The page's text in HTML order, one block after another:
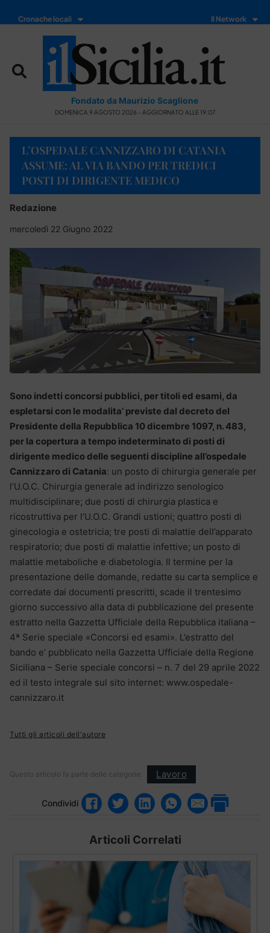
Cronache locali Il Network
Fondato da Maurizio Scaglione
DOMENICA 9 AGOSTO 2026 - AGGIORNATO ALLE 19:07
L’OSPEDALE CANNIZZARO DI CATANIA
ASSUME: AL VIA BANDO PER TREDICI
POSTI DI DIRIGENTE MEDICO
Redazione
mercoledì 22 Giugno 2022
Sono indetti concorsi pubblici, per titoli ed esami, da
espletarsi con le modalita’ previste dal decreto del
Presidente della Repubblica 10 dicembre 1097, n. 483,
per la copertura a tempo indeterminato di posti di
dirigente medico delle seguenti discipline all’ospedale
Cannizzaro di Catania: un posto di chirurgia generale per
l’U.O.C. Chirurgia generale ad indirizzo senologico
multidisciplinare; due posti di chirurgia plastica e
ricostruttiva per l’U.O.C. Grandi ustioni; quattro posti di
ginecologia e ostetricia; tre posti di malattie dell’apparato
respiratorio; due posti di malattie infettive; un posto di
malattie metaboliche e diabetologia. Il termine per la
presentazione delle domande, redatte su carta semplice e
corredate dai documenti prescritti, scade il trentesimo
giorno successivo alla data di pubblicazione del presente
estratto nella Gazzetta Ufficiale della Repubblica italiana –
4ª Serie speciale «Concorsi ed esami». L’estratto del
bando e’ pubblicato nella Gazzetta Ufficiale della Regione
Siciliana – Serie speciale concorsi – n. 7 del 29 aprile 2022
ed il testo integrale sul sito internet: www.ospedale-
cannizzaro.it
Tutti gli articoli dell'autore
Questo articolo fa parte delle categorie: Lavoro
Condividi
Articoli Correlati